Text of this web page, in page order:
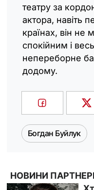
театру за
актора, навіть
країнах, він не
спокійним і
непереборне
додому.
Богдан Буйлук